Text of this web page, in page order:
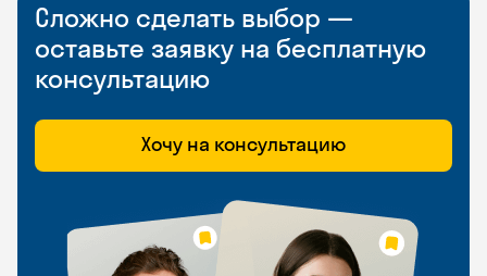
Сложно сделать выбор —
оставьте заявку на бесплатную
консультацию
Хочу на консультацию